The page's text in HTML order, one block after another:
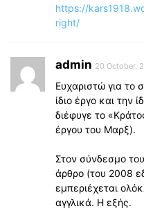
https://
right/
admin 20 October,
Ευχαριστώ για το
ίδιο έργο και την
διέφυγε το
έργου του Μαρξ).
Στον σύνδεσμο
άρθρο (του 2008
εμπεριέχεται
αγγλικά. Η εξής.